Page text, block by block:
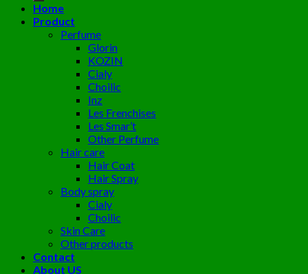
Home
Product
Perfume
Glorin
KOZIN
Cialy
Choilic
Inz
Les Frenchises
Les Smar’t
Other Perfume
Hair care
Hair Coat
Hair Spray
Body spray
Cialy
Choilic
Skin Care
Other products
Contact
About US